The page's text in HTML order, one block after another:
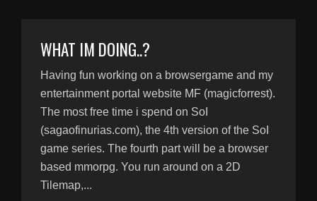
WHAT IM DOING..?
Having fun working on a browsergame and my
entertainment portal website MF (magicforrest).
The most free time i spend on SoI
(sagaofinurias.com), the 4th version of the SoI
game series. The fourth part will be a browser
based mmorpg. You run around on a 2D
Tilemap,...